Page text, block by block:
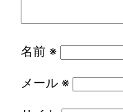
名前 ※
メール ※